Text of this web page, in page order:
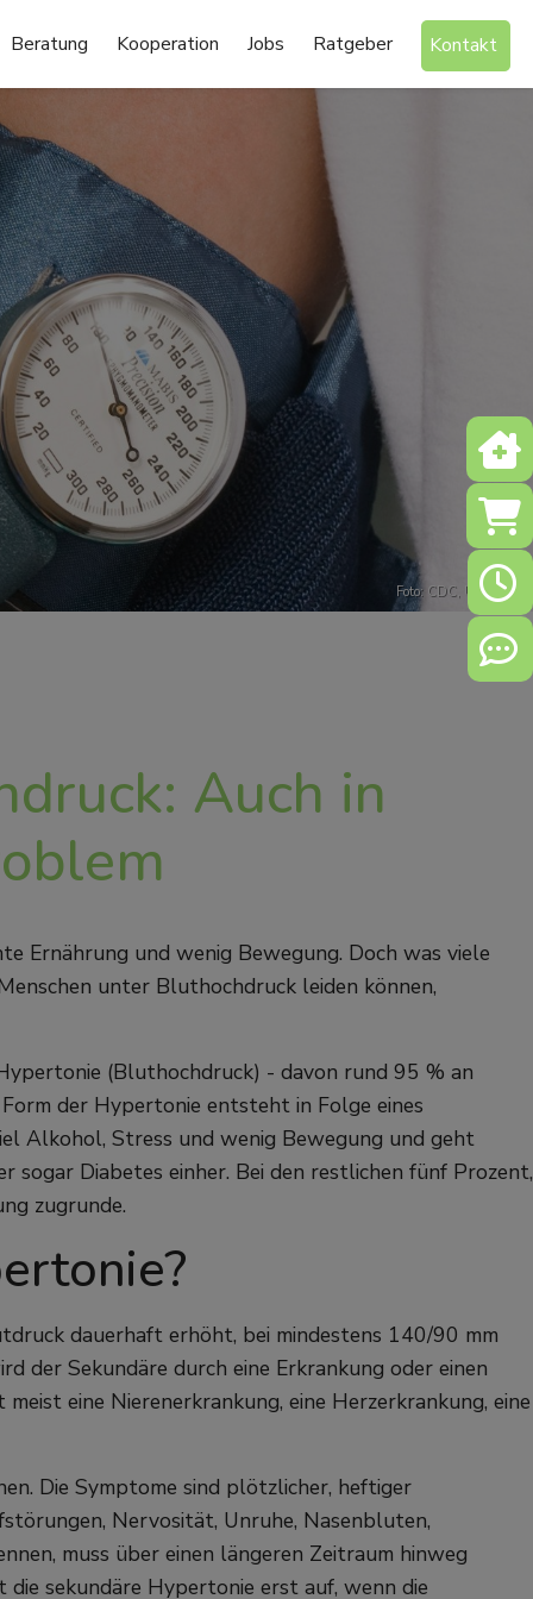
Beratung Kooperation Jobs Ratgeber Kontakt
Shop
Foto: CDC, Unsplash
Auch in
Ernährung und wenig Bewegung. Doch was viele
unter Bluthochdruck leiden können,
(Bluthochdruck) - davon rund 95 % an
der Hypertonie entsteht in Folge eines
Alkohol, Stress und wenig Bewegung und geht
Diabetes einher. Bei den restlichen fünf Prozent,
zugrunde.
dauerhaft erhöht, bei mindestens 140/90 mm
der Sekundäre durch eine Erkrankung oder einen
eine Nierenerkrankung, eine Herzerkrankung, eine
Die Symptome sind plötzlicher, heftiger
Nervosität, Unruhe, Nasenbluten,
muss über einen längeren Zeitraum hinweg
sekundäre Hypertonie erst auf, wenn die